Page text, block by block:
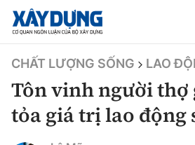
TIN BỘ XÂY DỰNG
CHẤT LƯỢNG SỐNG LAO
Tôn vinh người
tỏa giá trị lao động